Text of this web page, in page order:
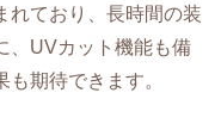
れており、長時間の装
、UVカット機能も備
期待できます。